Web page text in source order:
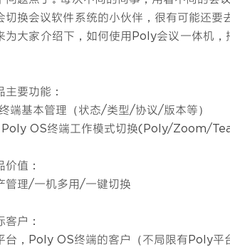
切换会议软件系统的小伙伴，很有可能还要
为大家介绍下，如何使用Poly会议一体机
主要功能：
终端基本管理（状态/类型/协议/版本等）
Poly OS终端工作模式切换(Poly/Zoom/
价值：
管理/一机多用/一键切换
客户：
台，Poly OS终端的客户（不局限有Poly